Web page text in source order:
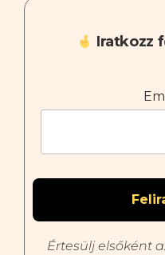
Iratkozz
Értesülj elsőként